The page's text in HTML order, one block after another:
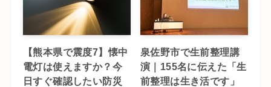
【熊本県で震度7】懐中
電灯は使えますか？今
日すぐ確認したい防災
泉佐野市で生前整理講
演｜155名に伝えた「生
前整理は生き活です」